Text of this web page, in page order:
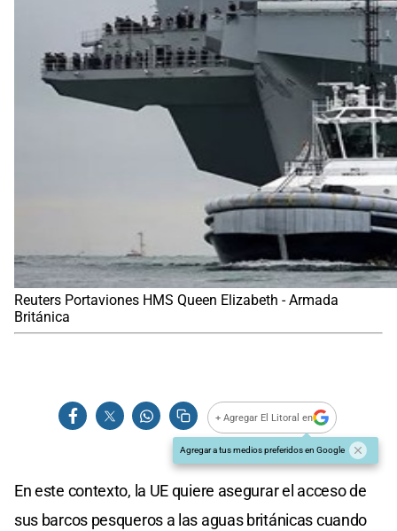
Reuters Portaviones HMS Queen Elizabeth - Armada
Británica
+ Agregar El Litoral en
Agregar a tus medios preferidos en Google
En este contexto, la UE quiere asegurar el acceso de
sus barcos pesqueros a las aguas británicas cuando